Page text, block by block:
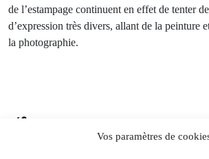
Vos paramètres de
de l’estampage continuent en effet de tenter
d’expression très divers, allant de la peinture
la photographie.
Charles de Gaulle raconte la